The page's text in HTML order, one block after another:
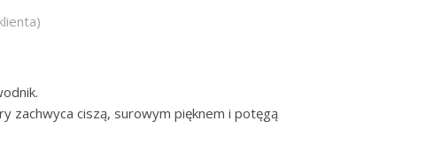
zachwyca ciszą, surowym pięknem i potęgą